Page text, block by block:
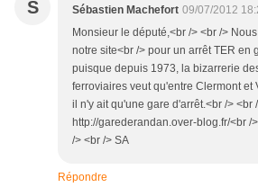
S Sébastien Machefort 09/07/2012
Monsieur le député,<br /> <br />
notre site<br /> pour un arrêt TER en
puisque depuis 1973, la bizarrerie
ferroviaires veut qu'entre Clermont et
il n'y ait qu'une gare d'arrêt.<br /> <br
http://garederandan.over-blog.fr/<br /
/> <br /> SA
Répondre